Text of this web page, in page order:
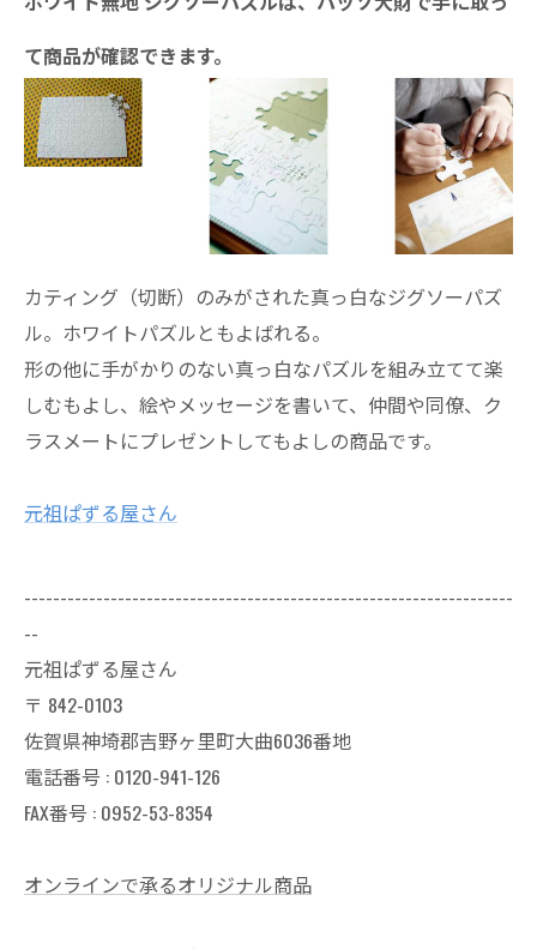
て商品が確認できます。
カティング（切断）のみがされた真っ白なジグソーパズ
ル。ホワイトパズルともよばれる。
形の他に手がかりのない真っ白なパズルを組み立てて楽
しむもよし、絵やメッセージを書いて、仲間や同僚、ク
ラスメートにプレゼントしてもよしの商品です。
元祖ぱずる屋さん
--------------------------------------------------------------------
--
元祖ぱずる屋さん
〒 842-0103
佐賀県神埼郡吉野ヶ里町大曲6036番地
電話番号 : 0120-941-126
FAX番号 : 0952-53-8354
オンラインで承るオリジナル商品